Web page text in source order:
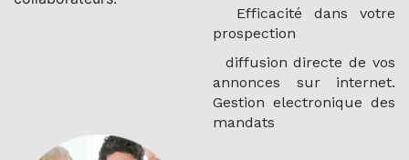
Efficacité dans votre
prospection
diffusion directe de vos
annonces sur internet.
Gestion electronique des
mandats